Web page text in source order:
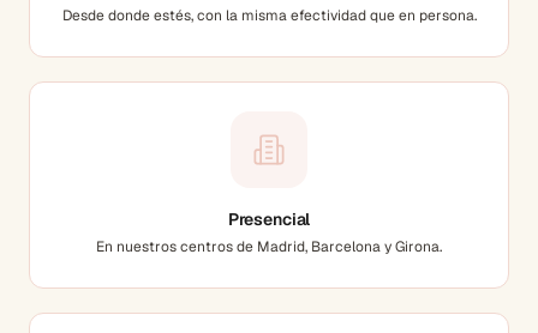
Desde donde estés, con la misma efectividad que en persona.
Presencial
En nuestros centros de Madrid, Barcelona y Girona.